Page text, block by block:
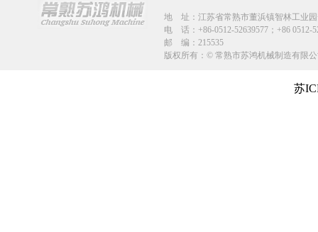
地 址：江苏省常熟市董浜镇智林工业
电 话：+86-0512-52639577；+86
邮 编：215535
版权所有：© 常熟市苏鸿机械制造有
苏